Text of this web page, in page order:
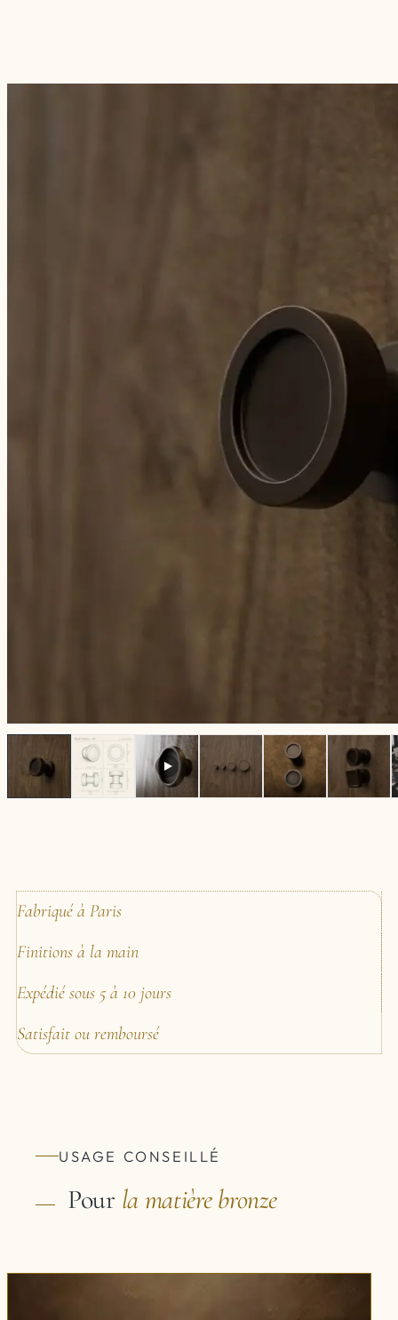
Fabriqué à Paris
Finitions à la main
Expédié sous 5 à 10 jours
Satisfait ou remboursé
USAGE CONSEILLÉ
Pour la matièrebronze